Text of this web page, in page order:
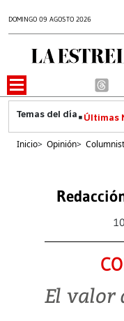
DOMINGO 09 AGOSTO 2026
Últimas
Inicio> Opinión>
El valor